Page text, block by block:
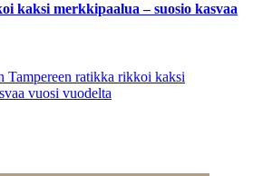
kaksi merkkipaalua – suosio kasvaa
Tampereen ratikka rikkoi kaksi
vuosi vuodelta